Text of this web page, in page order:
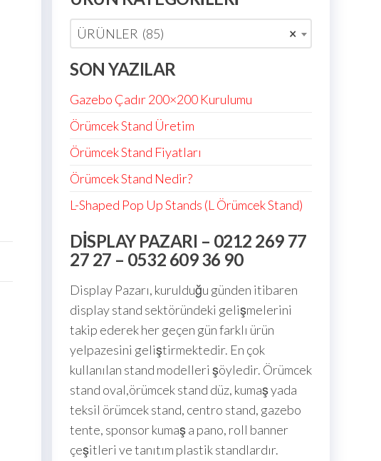
×
ÜRÜNLER (85)
SON YAZILAR
Gazebo Çadır 200×200 Kurulumu
Örümcek Stand Üretim
Örümcek Stand Fiyatları
Örümcek Stand Nedir?
L-Shaped Pop Up Stands (L Örümcek Stand)
DISPLAY PAZARI – 0212 269 77
27 27 – 0532 609 36 90
Display Pazarı, kurulduğu günden itibaren
display stand sektöründeki gelişmelerini
takip ederek her geçen gün farklı ürün
yelpazesini geliştirmektedir. En çok
kullanılan stand modelleri şöyledir. Örümcek
stand oval,örümcek stand düz, kumaş yada
teksil örümcek stand, centro stand, gazebo
tente, sponsor kumaş a pano, roll banner
çeşitleri ve tanıtım plastik standlardır.